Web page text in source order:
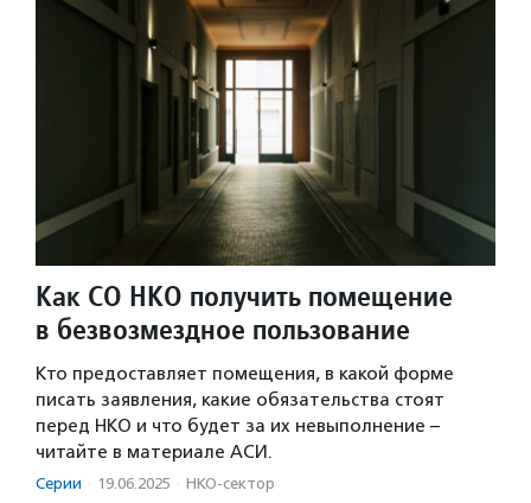
Как СО НКО получить помещение
в безвозмездное пользование
Кто предоставляет помещения, в какой форме
писать заявления, какие обязательства стоят
перед НКО и что будет за их невыполнение –
читайте в материале АСИ.
Серии · 19.06.2025 · НКО-сектор